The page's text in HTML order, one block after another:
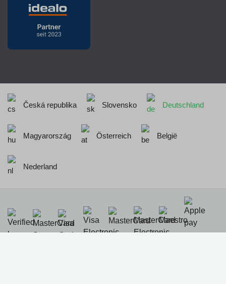
Česká republika Slovensko Deutschland
Magyarország Österreich België
Nederland